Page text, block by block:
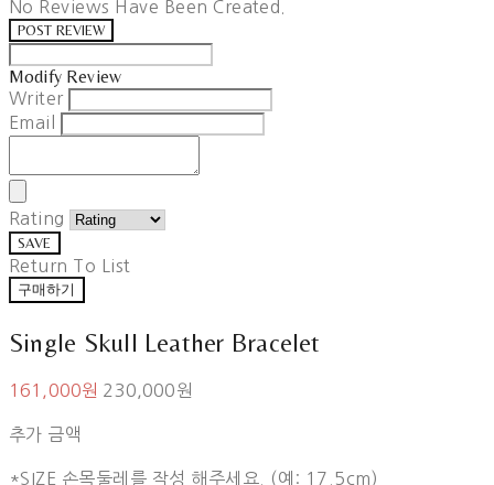
No Reviews Have Been Created.
POST REVIEW
Modify Review
Writer
Email
Rating
SAVE
Return To List
구매하기
Single Skull Leather Bracelet
161,000원 230,000원
추가 금액
*SIZE 손목둘레를 작성 해주세요. (예: 17.5cm)